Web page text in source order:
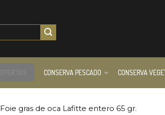
CONSERVA PESCADO CONSERVA
Foie gras de oca Lafitte entero 65 gr.